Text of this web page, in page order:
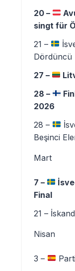
20 –
singt für
21 –
Dördüncü
27 –
28 –
2026
28 –
Beşinci
Mart
7 –
Final
21 –
Nisan
3 –